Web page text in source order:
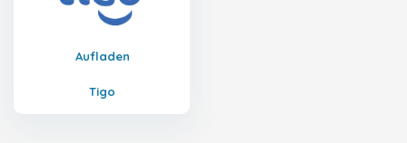
Aufladen
Tigo